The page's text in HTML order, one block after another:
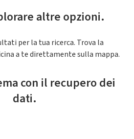
altre opzioni.
per la tua ricerca. Trova la
a te direttamente sulla mappa.
con il recupero dei
dati.